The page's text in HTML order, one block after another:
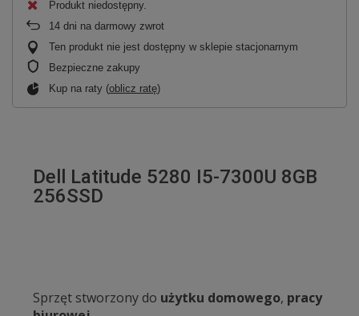
Produkt niedostępny
14 dni na darmowy zwrot
Ten produkt nie jest dostępny w sklepie stacjonarnym
Bezpieczne zakupy
Kup na raty (oblicz ratę)
Dell Latitude 5280 I5-7300U 8GB
256SSD
Sprzęt stworzony do użytku domowego, pracy